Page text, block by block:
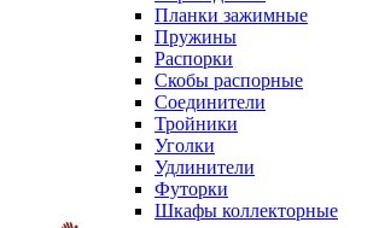
Планки зажимные
Пружины
Распорки
Скобы распорные
Соединители
Тройники
Уголки
Удлинители
Футорки
Шкафы коллекторные